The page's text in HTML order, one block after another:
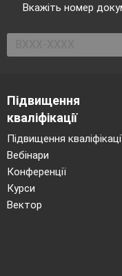
Вкажіть номер
Підвищення
кваліфікації
Підвищення
Вебінари
Конференції
Курси
Вектор